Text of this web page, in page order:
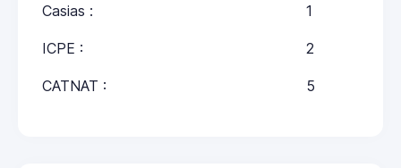
Casias : 1
ICPE : 2
CATNAT : 5